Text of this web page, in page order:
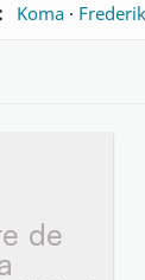
Koma ·